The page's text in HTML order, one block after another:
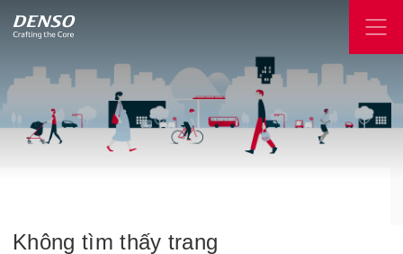
Không tìm thấy trang